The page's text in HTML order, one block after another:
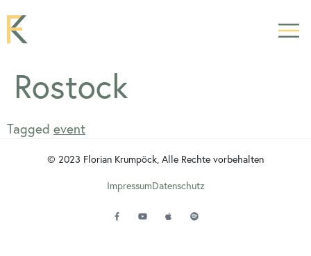
Rostock
Tagged event
© 2023 Florian Krumpöck, Alle Rechte vorbehalten
ImpressumDatenschutz